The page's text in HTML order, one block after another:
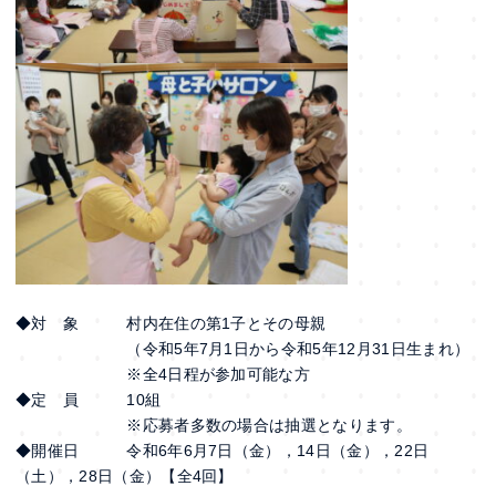
◆対 象 村内在住の第1子とその母親
（令和5年7月1日から令和5年12月31日生まれ）
※全4日程が参加可能な方
◆定 員 10組
※応募者多数の場合は抽選となります。
◆開催日 令和6年6月7日（金），14日（金），22日
（土），28日（金）【全4回】